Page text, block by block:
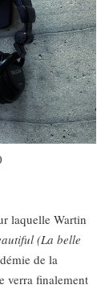
laquelle Wartin
(La belle
de la
verra finalement